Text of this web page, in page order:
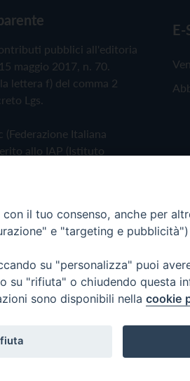
pubblici all'editoria
maggio 2017, n. 70.
lettera f) del comma 2
Lgs.
Italiana
allo IAP (Istituto
E-
il tuo consenso, anche per
e "targeting e
su "personalizza" puoi
su "rifiuta" o chiudendo questa
sono disponibili nella cookie